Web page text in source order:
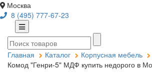
Москва
8 (495) 777-67-23
Главная Каталог Корпусная мебель
Комод "Генри-5" МДФ купить недорого в